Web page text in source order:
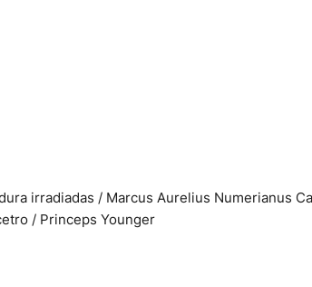
irradiadas / Marcus Aurelius Numerianus
/ Princeps Younger